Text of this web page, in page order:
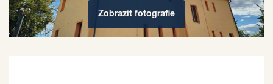
Zobrazit fotografie